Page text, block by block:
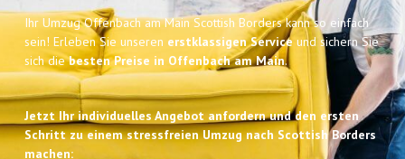
Ihr Umzug Offenbach am Main Scottish Borders kann so einfach
sein! Erleben Sie unseren erstklassigen Service und sichern Sie
sich diebesten Preise in Offenbach am Main.
Jetzt Ihr individuelles Angebot anfordern und den ersten
Schritt zu einem stressfreien Umzug nach Scottish Borders
machen: